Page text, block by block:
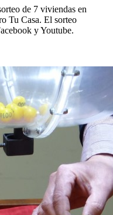
de 7 viviendas en
Tu Casa. El sorteo
y Youtube.